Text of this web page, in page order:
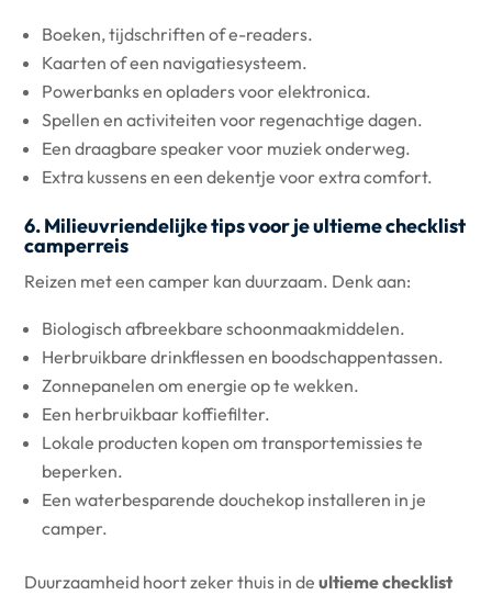
Boeken, tijdschriften of e-readers.
Kaarten of een navigatiesysteem.
Powerbanks en opladers voor elektronica.
Spellen en activiteiten voor regenachtige dagen.
Een draagbare speaker voor muziek onderweg.
Extra kussens en een dekentje voor extra comfort.
6. Milieuvriendelijke tips voor je ultieme checklist
camperreis
Reizen met een camper kan duurzaam. Denk aan:
Biologisch afbreekbare schoonmaakmiddelen.
Herbruikbare drinkflessen en boodschappentassen.
Zonnepanelen om energie op te wekken.
Een herbruikbaar koffiefilter.
Lokale producten kopen om transportemissies te
beperken.
Een waterbesparende douchekop installeren in je
camper.
Duurzaamheid hoort zeker thuis in deultieme checklist